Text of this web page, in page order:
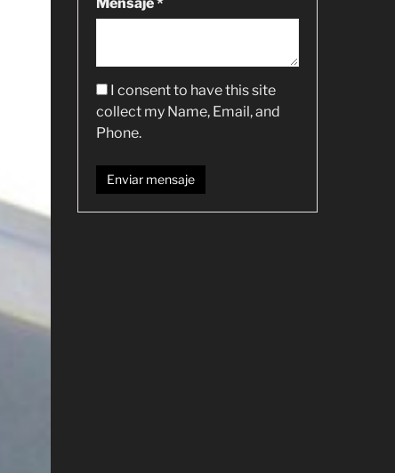
I consent to have this site
collect my Name, Email, and
Phone.
Enviar mensaje